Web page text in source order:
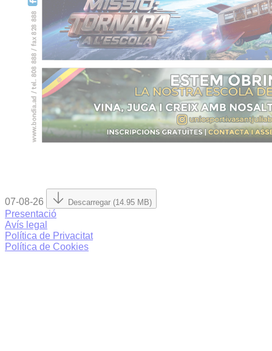
07-08-26 Descarregar (14.95 MB)
Presentació
Avís legal
Política de Privacitat
Política de Cookies